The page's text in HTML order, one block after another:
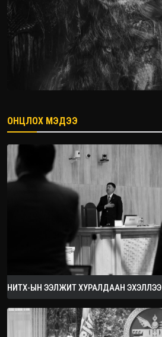
2026.08.08
ОНЦЛОХ МЭДЭЭ
НИТХ-ЫН ЭЭЛЖИТ ХУРАЛДААН ЭХЭЛЛЭЭ